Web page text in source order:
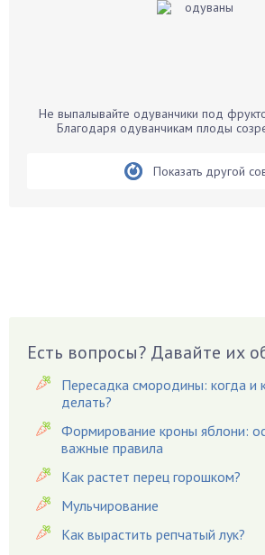
Бархатцы
Вазоны
Вешенки
Виноград
Вишня
Вредители
Гардения
Гацания
Гвоздики
Не выпалывайте одуванчики под
Благодаря одуванчикам плоды
Показать другой
Есть вопросы? Давайте их
Пересадка смородины: когда и
делать?
Формирование кроны яблони:
важные правила
Как растет перец горошком?
Мульчирование
Как вырастить репчатый лук?